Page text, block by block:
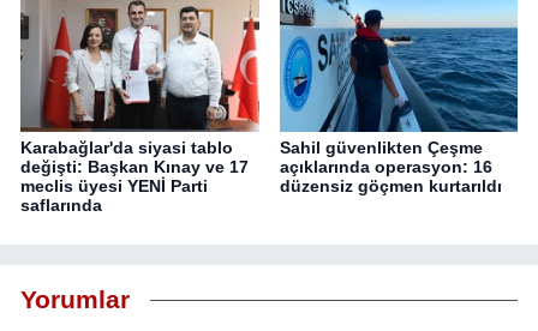
Karabağlar'da siyasi tablo
değişti: Başkan Kınay ve 17
meclis üyesi YENİ Parti
saflarında
Sahil güvenlikten Çeşme
açıklarında operasyon: 16
düzensiz göçmen kurtarıldı
Yorumlar